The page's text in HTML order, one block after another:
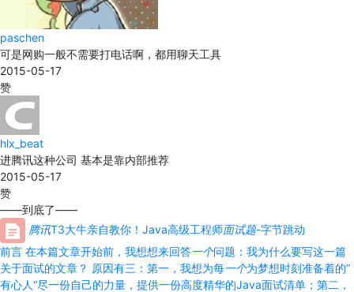
paschen
可是网购一般不需要打电话啊，都用聊天工具
2015-05-17
赞
hlx_beat
进腾讯这种公司 基本是靠内部推荐
2015-05-17
赞
——到底了——
腾讯T3大牛亲自教你！Java高级工程师面试题-字节跳动
前言 在本篇文章开始前，我想想来回答一个问题：我为什么要写这一篇
关于面试的文章？ 原因有三：第一，我想为每一个为梦想时刻准备着的”
有心人“尽一份自己的力量，提供一份高度精华的Java面试清单；第二，